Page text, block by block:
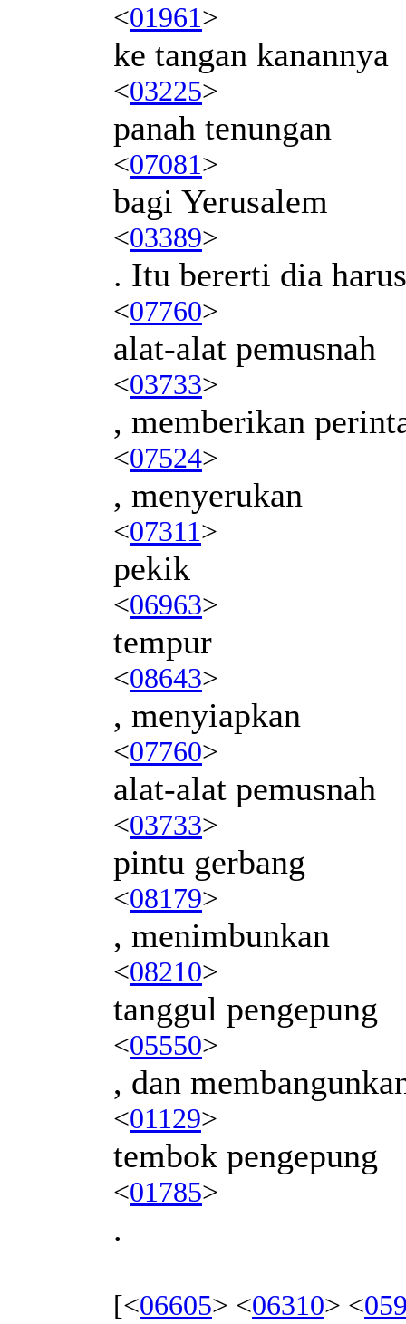
<01961>
ke tangan kanannya
<03225>
panah tenungan
<07081>
bagi Yerusalem
<03389>
. Itu bererti dia
<07760>
alat-alat pemusnah
<03733>
, memberikan
<07524>
, menyerukan
<07311>
pekik
<06963>
tempur
<08643>
, menyiapkan
<07760>
alat-alat pemusnah
<03733>
pintu gerbang
<08179>
, menimbunkan
<08210>
tanggul pengepung
<05550>
, dan
<01129>
tembok pengepung
<01785>
.
[<06605> <06310> <